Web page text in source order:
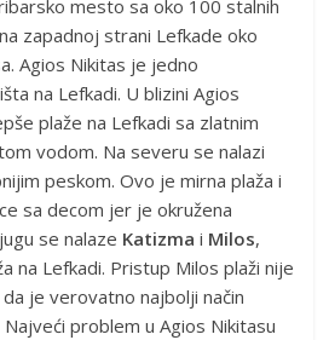
mesto sa oko 100 stalnih
zapadnoj strani Lefkade oko
Agios Nikitas je jedno
na Lefkadi. U blizini Agios
plaže na Lefkadi sa zlatnim
vodom. Na severu se nalazi
peskom. Ovo je mirna plaža i
sa decom jer je okružena
se nalaze Katizma i Milos,
na Lefkadi. Pristup Milos plaži nije
je verovatno najbolji način
problem u Agios Nikitasu